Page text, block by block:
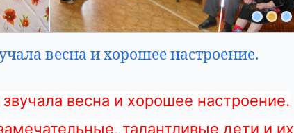
весна и хорошее настроение.
весна и хорошее настроение.
талантливые дети и их